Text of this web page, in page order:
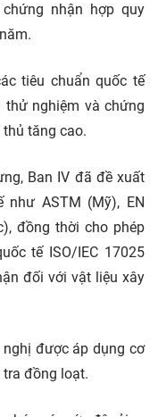
nhận hợp quy
tiêu chuẩn quốc tế
nghiệm và chứng
tăng cao.
Ban IV đã đề xuất
như ASTM (Mỹ), EN
đồng thời cho phép
tế ISO/IEC 17025
đối với vật liệu xây
nghị được áp dụng cơ
tra đồng loạt.